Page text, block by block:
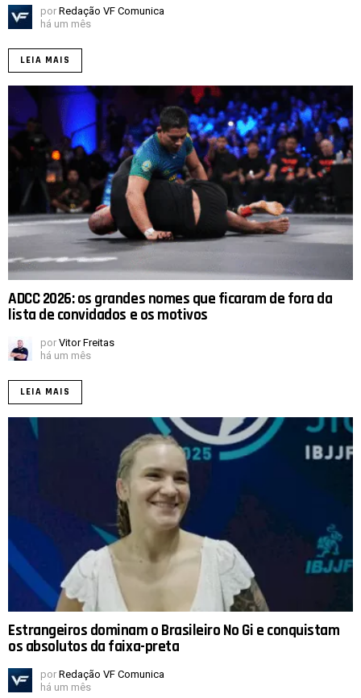
por Redação VF Comunica
há um mês
LEIA MAIS
ADCC 2026: os grandes nomes que ficaram de fora da
lista de convidados e os motivos
por Vitor Freitas
há um mês
LEIA MAIS
Estrangeiros dominam o Brasileiro No Gi e conquistam
os absolutos da faixa-preta
por Redação VF Comunica
há um mês